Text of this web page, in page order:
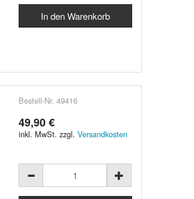
Bestell-Nr. 49416
49,90 €
inkl. MwSt. zzgl.Versandkosten